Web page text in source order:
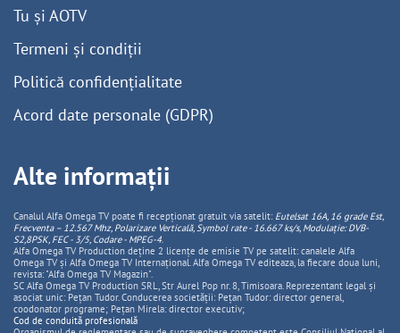
Tu și AOTV
Termeni și condiții
Politică confidențialitate
Acord date personale (GDPR)
Alte informații
Canalul Alfa Omega TV poate fi recepționat gratuit via satelit: Eutelsat 16A, 16 grade Est,
Frecventa – 12.567 Mhz, PolarizareVerticală, Symbol rate - 16.667 ks/s, Modulație: DVB-
S2,8PSK, FEC - 3/5, Codare - MPEG-4.
Alfa Omega TV Production deține 2 licențe de emisie TV pe satelit: canalele Alfa
Omega TV și Alfa Omega TV Internațional. Alfa Omega TV editeaza, la fiecare doua luni,
revista: "Alfa Omega TV Magazin".
SC Alfa Omega TV Production SRL, Str Aurel Pop nr. 8, Timisoara. Reprezentant legal și
asociat unic: Pețan Tudor. Conducerea societății: Pețan Tudor: director general,
coodonator programe; Pețan Mirela: director executiv;
Cod de conduită profesională